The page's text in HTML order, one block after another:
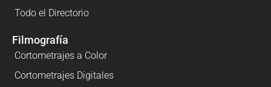
Todo el Directorio
Filmografía
Cortometrajes a Color
Cortometrajes Digitales